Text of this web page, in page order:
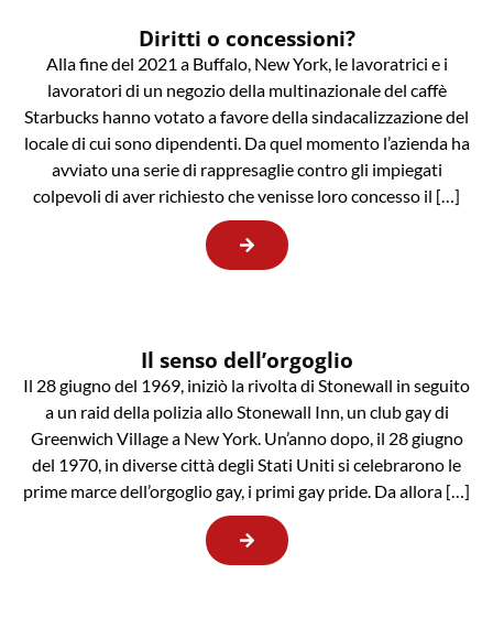
Diritti o concessioni?
Alla fine del 2021 a Buffalo, New York, le lavoratrici e i
lavoratori di un negozio della multinazionale del caffè
Starbucks hanno votato a favore della sindacalizzazione del
locale di cui sono dipendenti. Da quel momento l’azienda ha
avviato una serie di rappresaglie contro gli impiegati
colpevoli di aver richiesto che venisse loro concesso il […]
Il senso dell’orgoglio
Il 28 giugno del 1969, iniziò la rivolta di Stonewall in seguito
a un raid della polizia allo Stonewall Inn, un club gay di
Greenwich Village a New York. Un’anno dopo, il 28 giugno
del 1970, in diverse città degli Stati Uniti si celebrarono le
prime marce dell’orgoglio gay, i primi gay pride. Da allora […]